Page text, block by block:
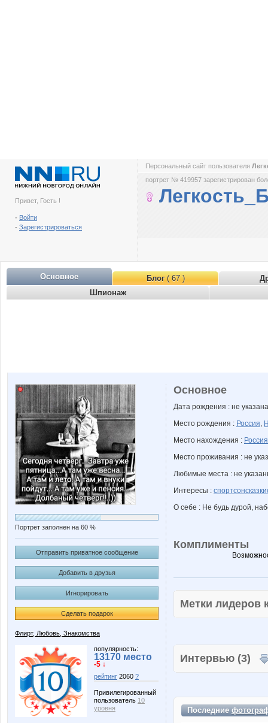
Привет, Гость !
- Войти
- Зарегистрироваться
Персональный сайт пользователя
портрет № 419957 зарегистрирован
Основное Блог( 67 )
Шпионаж
Портрет заполнен на 60 %
Отправить приватное сообщение
Добавить в друзья
Игнорировать
Сделать подарок
Флирт, Любовь, Знакомства
популярность:
13170 место
-5 ↓
рейтинг 2060 ?
Привилегированный
пользователь 10
уровня
Основное
Дата рождения : не указана
Место рождения : Россия,
Место нахождения : Россия
Место проживания : не
Любимые места : не
Интересы :
О себе : Не будь дурой,
Комплименты
Метки
Интервью (3)
Последние